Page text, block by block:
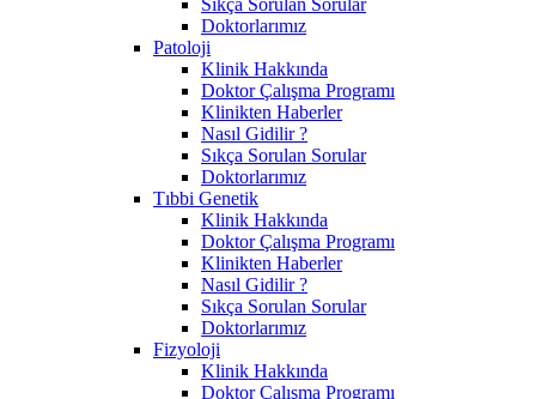
Doktorlarımız
Patoloji
Klinik Hakkında
Doktor Çalışma Programı
Klinikten Haberler
Nasıl Gidilir ?
Sıkça Sorulan Sorular
Doktorlarımız
Tıbbi Genetik
Klinik Hakkında
Doktor Çalışma Programı
Klinikten Haberler
Nasıl Gidilir ?
Sıkça Sorulan Sorular
Doktorlarımız
Fizyoloji
Klinik Hakkında
Doktor Çalışma Programı